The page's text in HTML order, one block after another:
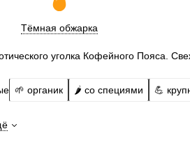
Тёмная обжарка
уголка Кофейного Пояса.
🌱 органик 🌶️ со специями 💪